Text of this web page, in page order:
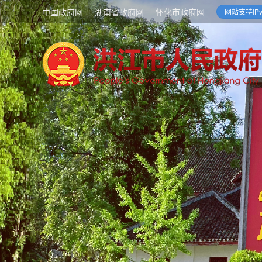
中国政府网 湖南省政府网 怀化市政府网 网站支持